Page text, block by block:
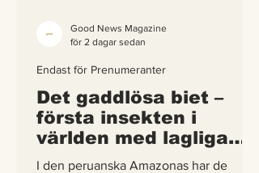
Det gaddlösa biet –
första insekten i
världen med lagliga
rättigheter
I den peruanska Amazonas har de
Endast för Prenumeranter
Good News Magazine
för 2 dagar sedan